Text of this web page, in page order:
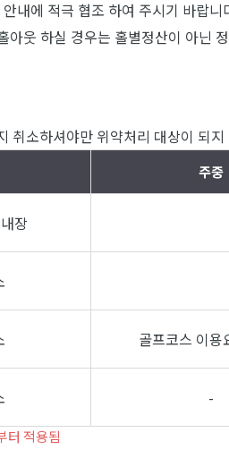
내에 적극 협조 하여 주시기 바랍니
아웃 하실 경우는 홀별정산이 아닌
취소하셔야만 위약처리 대상이 되
주중
장
골프코스 이
-
터 적용됨